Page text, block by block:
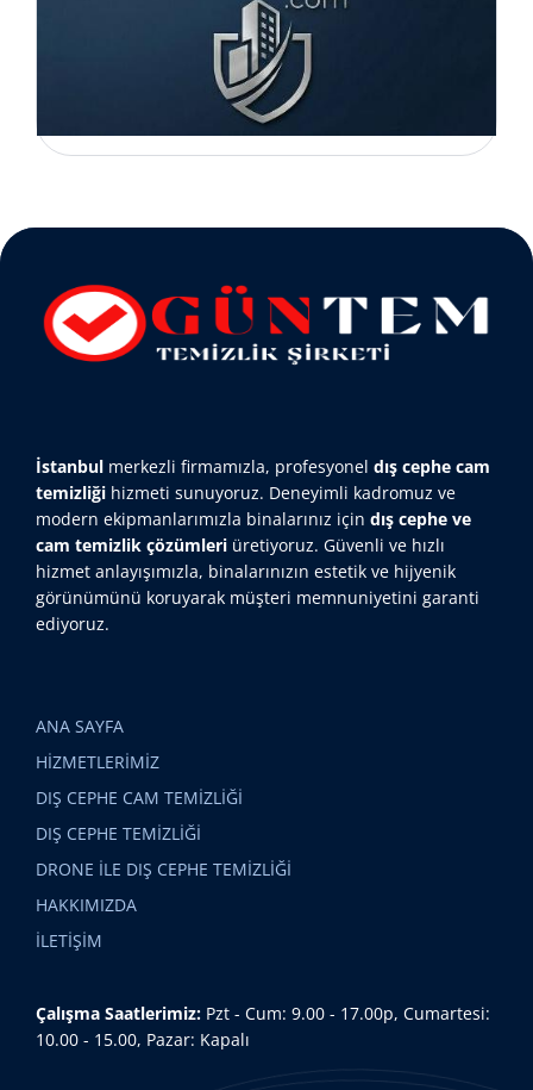
İstanbul merkezli firmamızla, profesyonel dış cephe cam
temizliği hizmeti sunuyoruz. Deneyimli kadromuz ve
modern ekipmanlarımızla binalarınız için dış cephe ve
cam temizlik çözümleri üretiyoruz. Güvenli ve hızlı
hizmet anlayışımızla, binalarınızın estetik ve hijyenik
görünümünü koruyarak müşteri memnuniyetini garanti
ediyoruz.
ANA SAYFA
HİZMETLERİMİZ
DIŞ CEPHE CAM TEMİZLİĞİ
DIŞ CEPHE TEMİZLİĞİ
DRONE İLE DIŞ CEPHE TEMİZLİĞİ
HAKKIMIZDA
İLETİŞİM
Çalışma Saatlerimiz: Pzt - Cum: 9.00 - 17.00p, Cumartesi:
10.00 - 15.00, Pazar: Kapalı